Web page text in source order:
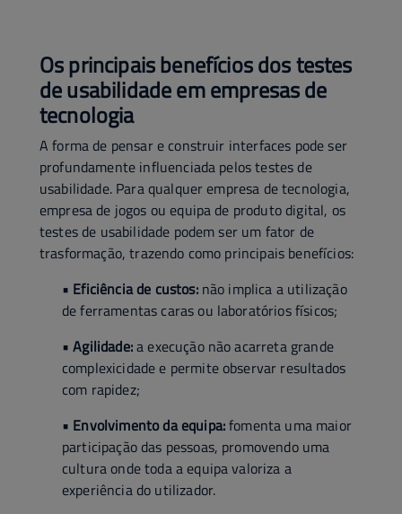
Os principais benefícios dos testes
de usabilidade em empresas de
tecnologia
A forma de pensar e construir interfaces pode ser
profundamente influenciada pelos testes de
usabilidade. Para qualquer empresa de tecnologia,
empresa de jogos ou equipa de produto digital, os
testes de usabilidade podem ser um fator de
trasformação, trazendo como principais benefícios:
• Eficiência de custos:não implica a utilização
de ferramentas caras ou laboratórios físicos;
• Agilidade:a execução não acarreta grande
complexicidade e permite observar resultados
com rapidez;
• Envolvimento da equipa:fomenta uma maior
participação das pessoas, promovendo uma
cultura onde toda a equipa valoriza a
experiência do utilizador.